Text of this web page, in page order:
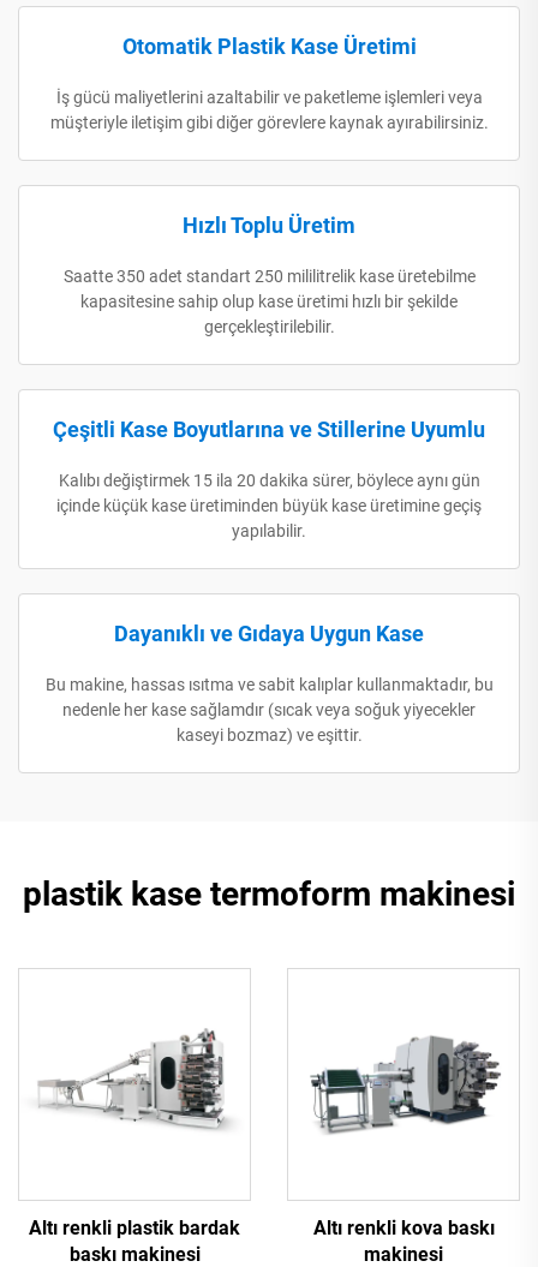
Otomatik Plastik Kase Üretimi
İş gücü maliyetlerini azaltabilir ve paketleme işlemleri veya
müşteriyle iletişim gibi diğer görevlere kaynak ayırabilirsiniz.
Hızlı Toplu Üretim
Saatte 350 adet standart 250 mililitrelik kase üretebilme
kapasitesine sahip olup kase üretimi hızlı bir şekilde
gerçekleştirilebilir.
Çeşitli Kase Boyutlarına ve Stillerine Uyumlu
Kalıbı değiştirmek 15 ila 20 dakika sürer, böylece aynı gün
içinde küçük kase üretiminden büyük kase üretimine geçiş
yapılabilir.
Dayanıklı ve Gıdaya Uygun Kase
Bu makine, hassas ısıtma ve sabit kalıplar kullanmaktadır, bu
nedenle her kase sağlamdır (sıcak veya soğuk yiyecekler
kaseyi bozmaz) ve eşittir.
plastik kase termoform makinesi
Altı renkli plastik bardak
baskı makinesi
Altı renkli kova baskı
makinesi